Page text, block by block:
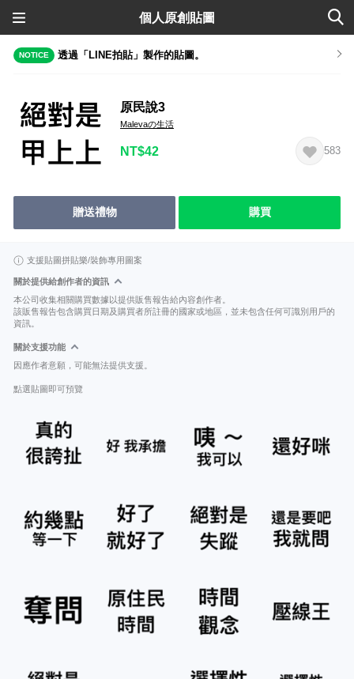
個人原創貼圖
NOTICE 透過「LINE拍貼」製作的貼圖。
原民說3
Malevaの生活
NT$42 583
贈送禮物 購買
支援貼圖拼貼樂/裝飾專用圖案
關於提供給創作者的資訊
本公司收集相關購買數據以提供販售報告給內容創作者。
該販售報告包含購買日期及購買者所註冊的國家或地區，並未包含任何可識別用戶的
資訊。
關於支援功能
因應作者意願，可能無法提供支援。
點選貼圖即可預覽